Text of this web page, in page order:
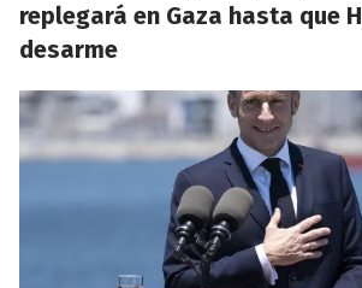
replegará en Gaza hasta que
desarme